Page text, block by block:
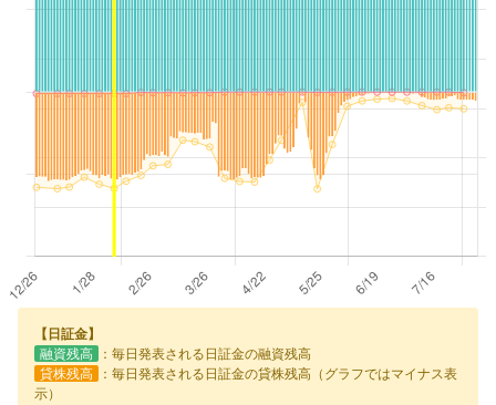
【日証金】
融資残高
：毎日発表される日証金の融資残高
貸株残高
：毎日発表される日証金の貸株残高（グラフではマイナス表
示）